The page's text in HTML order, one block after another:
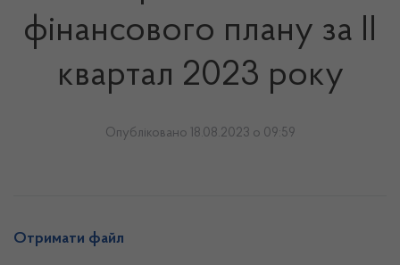
фінансового плану за ІІ
квартал 2023 року
Опубліковано 18.08.2023 о 09:59
Отримати файл